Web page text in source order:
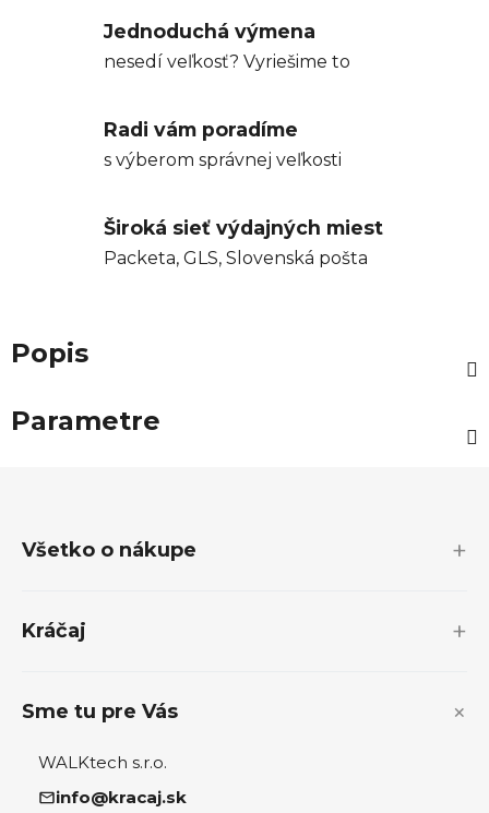
Jednoduchá výmena
nesedí veľkosť? Vyriešime to
Radi vám poradíme
s výberom správnej veľkosti
Široká sieť výdajných miest
Packeta, GLS, Slovenská pošta
Popis
Parametre
Všetko o nákupe
Kráčaj
Sme tu pre Vás
WALKtech s.r.o.
info@kracaj.sk